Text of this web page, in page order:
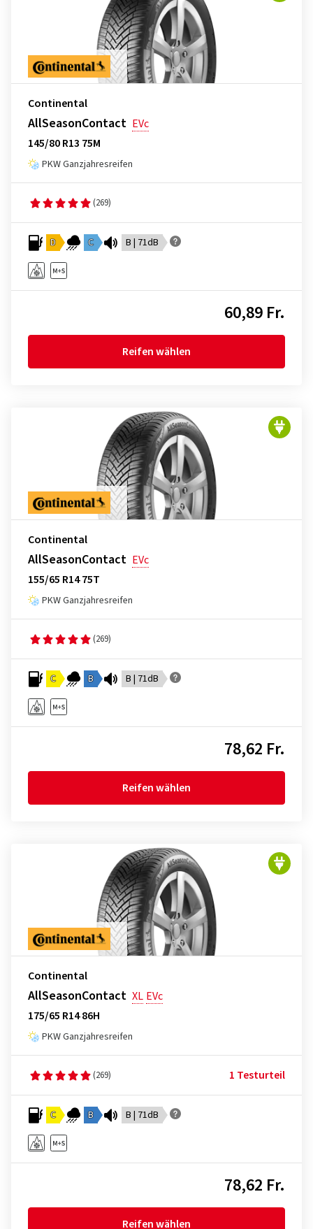
Continental
AllSeasonContact EVc
145/80 R13 75M
PKW Ganzjahresreifen
(269)
D C B | 71dB
60,89 Fr.
Reifen wählen
Continental
AllSeasonContact EVc
155/65 R14 75T
PKW Ganzjahresreifen
(269)
C B B | 71dB
78,62 Fr.
Reifen wählen
Continental
AllSeasonContact XL EVc
175/65 R14 86H
PKW Ganzjahresreifen
(269) 1 Testurteil
C B B | 71dB
78,62 Fr.
Reifen wählen